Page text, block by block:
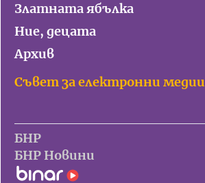
Златната ябълка
Ние, децата
Архив
Съвет за електронни медии
БНР
БНР Новини